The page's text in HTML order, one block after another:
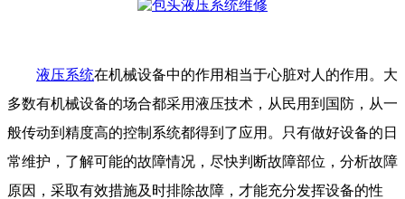
液压系统在机械设备中的作用相当于心脏对人的作用。大
多数有机械设备的场合都采用液压技术，从民用到国防，从一
般传动到精度高的控制系统都得到了应用。只有做好设备的日
常维护，了解可能的故障情况，尽快判断故障部位，分析故障
原因，采取有效措施及时排除故障，才能充分发挥设备的性